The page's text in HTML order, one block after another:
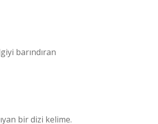
barındıran
bir dizi kelime.